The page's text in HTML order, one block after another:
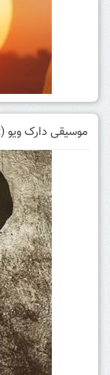
موسیقی دارک ویو (Projekt)